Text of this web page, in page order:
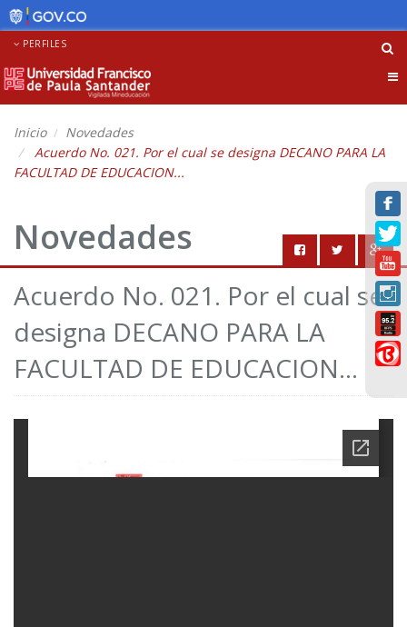
PERFILES
Inicio
Novedades
Acuerdo No. 021. Por el cual se designa DECANO PARA LA
FACULTAD DE EDUCACION...
Novedades
Acuerdo No. 021. Por el cual se
designa DECANO PARA LA
FACULTAD DE EDUCACION...